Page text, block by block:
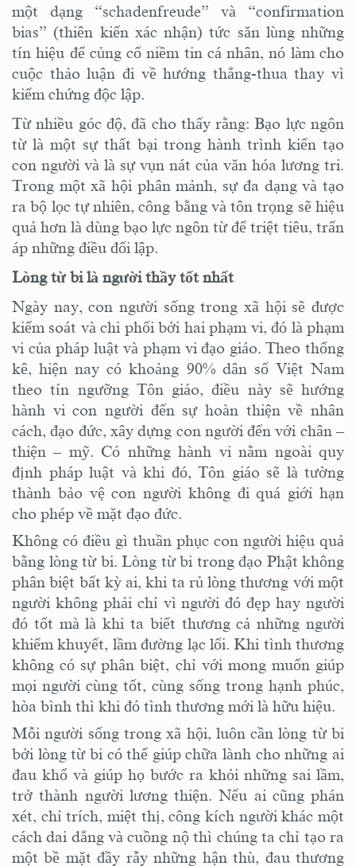
một dạng “schadenfreude” và “confirmation
bias” (thiên kiến xác nhận) tức săn lùng những
tín hiệu để củng cố niềm tin cá nhân, nó làm cho
cuộc thảo luận đi về hướng thắng-thua thay vì
kiểm chứng độc lập.
Từ nhiều góc độ, đã cho thấy rằng: Bạo lực ngôn
từ là một sự thất bại trong hành trình kiến tạo
con người và là sự vụn nát của văn hóa lương tri.
Trong một xã hội phân mảnh, sự đa dạng và tạo
ra bộ lọc tự nhiên, công bằng và tôn trọng sẽ hiệu
quả hơn là dùng bạo lực ngôn từ để triệt tiêu, trấn
áp những điều đối lập.
Lòng từ bi là người thầy tốt nhất
Ngày nay, con người sống trong xã hội sẽ được
kiểm soát và chi phối bởi hai phạm vi, đó là phạm
vi của pháp luật và phạm vi đạo giáo. Theo thống
kê, hiện nay có khoảng 90% dân số Việt Nam
theo tín ngưỡng Tôn giáo, điều này sẽ hướng
hành vi con người đến sự hoàn thiện về nhân
cách, đạo đức, xây dựng con người đến với chân –
thiện – mỹ. Có những hành vi nằm ngoài quy
định pháp luật và khi đó, Tôn giáo sẽ là tường
thành bảo vệ con người không đi quá giới hạn
cho phép về mặt đạo đức.
Không có điều gì thuần phục con người hiệu quả
bằng lòng từ bi. Lòng từ bi trong đạo Phật không
phân biệt bất kỳ ai, khi ta rủ lòng thương với một
người không phải chỉ vì người đó đẹp hay người
đó tốt mà là khi ta biết thương cả những người
khiếm khuyết, lầm đường lạc lối. Khi tình thương
không có sự phân biệt, chỉ với mong muốn giúp
mọi người cùng tốt, cùng sống trong hạnh phúc,
hòa bình thì khi đó tình thương mới là hữu hiệu.
Mỗi người sống trong xã hội, luôn cần lòng từ bi
bởi lòng từ bi có thể giúp chữa lành cho những ai
đau khổ và giúp họ bước ra khỏi những sai lầm,
trở thành người lương thiện. Nếu ai cũng phán
xét, chỉ trích, miệt thị, công kích người khác một
cách dai dẳng và cuồng nộ thì chúng ta chỉ tạo ra
một bề mặt đầy rẫy những hận thù, đau thương